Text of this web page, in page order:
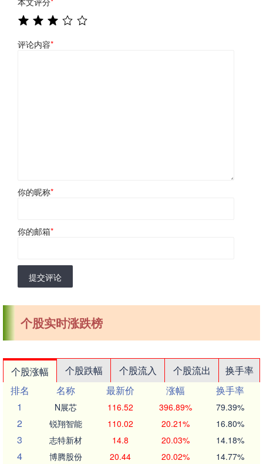
评论内容*
你的昵称*
你的邮箱*
提交评论
个股实时涨跌榜
个股涨幅 个股跌幅 个股流入 个股流出
换手率
排名
名称 最新价 涨幅
换手率
1
N展芯 116.52 396.89% 79.39%
2 锐翔智能 110.02 20.21% 16.80%
3 志特新材 14.8 20.03% 14.18%
4 博腾股份 20.44 20.02% 14.77%